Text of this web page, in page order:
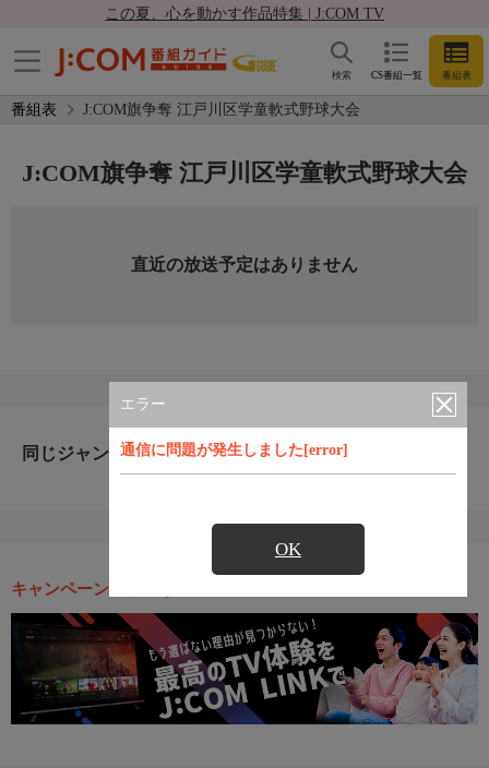
この夏、心を動かす作品特集 | J:COM TV
CS番組一覧 番組表
検索
番組表 J:COM旗争奪 江戸川区学童軟式野球大会
エラー
通信に問題が発生しました[error]
OK
J:COM旗争奪 江戸川区学童軟式野球大会
直近の放送予定はありません
同じジャンルのおすすめ番組
キャンペーン・お得な情報